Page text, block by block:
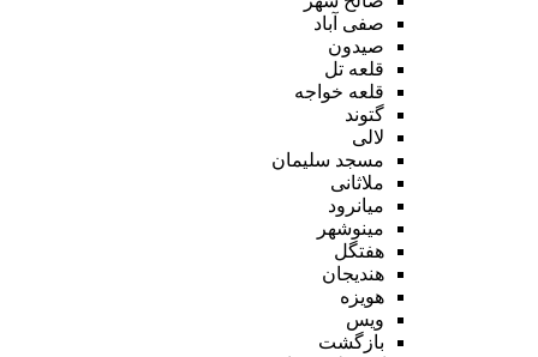
صفی آباد
صیدون
قلعه تل
قلعه خواجه
گتوند
لالی
مسجد سلیمان
ملاثانی
میانرود
مینوشهر
هفتگل
هندیجان
هویزه
ویس
بازگشت